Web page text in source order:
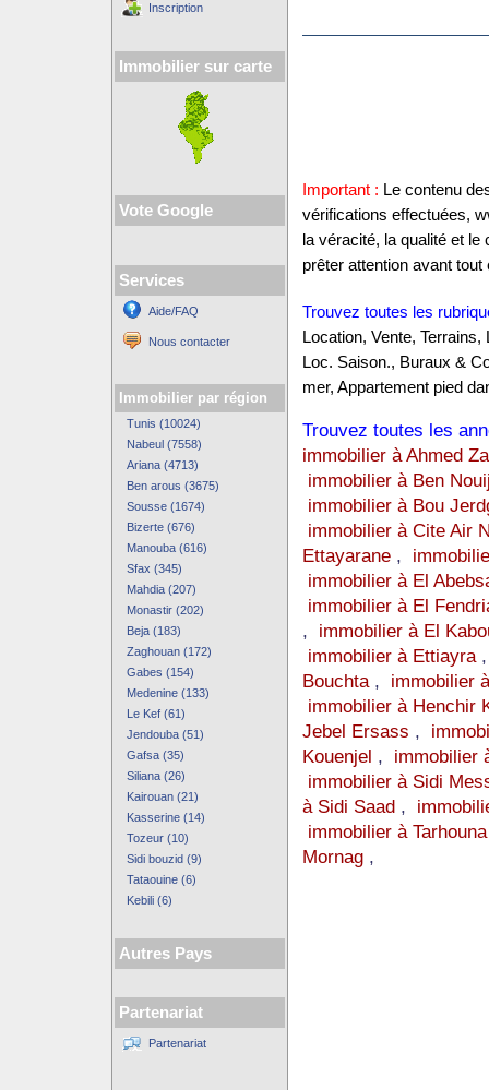
Inscription
Immobilier sur carte
Vote Google
Services
Aide/FAQ
Nous contacter
Immobilier par région
Tunis (10024)
Nabeul (7558)
Ariana (4713)
Ben arous (3675)
Sousse (1674)
Bizerte (676)
Manouba (616)
Sfax (345)
Mahdia (207)
Monastir (202)
Beja (183)
Zaghouan (172)
Gabes (154)
Medenine (133)
Le Kef (61)
Jendouba (51)
Gafsa (35)
Siliana (26)
Kairouan (21)
Kasserine (14)
Tozeur (10)
Sidi bouzid (9)
Tataouine (6)
Kebili (6)
Autres Pays
Partenariat
Partenariat
Important : Le contenu
vérifications effectuées,
la véracité, la qualité et
prêter attention avant tout
Trouvez toutes les
Location, Vente,
Loc. Saison., Buraux &
mer, Appartement pied
Trouvez toutes les
immobilier à Ahmed
immobilier à Ben
immobilier à Bou
immobilier à Cite Air
Ettayarane,
immobilier à El
immobilier à El
, immobilier à El
immobilier à Ettiayra
Bouchta, immobilier
immobilier à Henchir
Jebel Ersass ,
Kouenjel , immobilier
immobilier à Sidi
à Sidi Saad,
immobilier à
Mornag,